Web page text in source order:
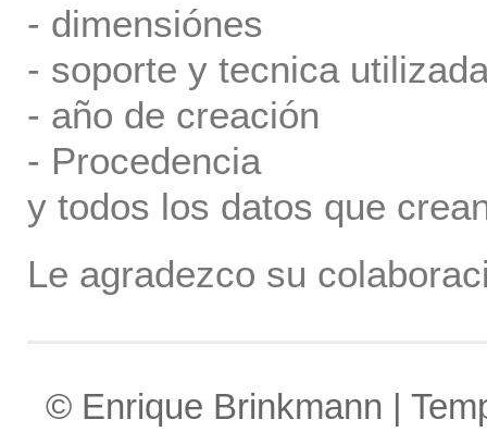
- dimensiónes
- soporte y tecnica
- año de creación
- Procedencia
y todos los datos que
Le agradezco su
© Enrique Brinkmann |